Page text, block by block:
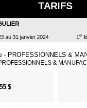
TARIFS
au 31 janvier 2024 1 er
&
$